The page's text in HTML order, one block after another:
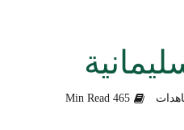
ودعاة اليمن (صوت)
أبي الحسن السليماني
465 Min Read